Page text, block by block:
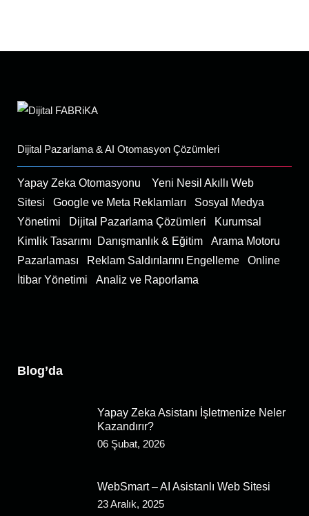
Dijital Pazarlama & AI Otomasyon Çözümleri
Yapay Zeka Otomasyonu
Yeni Nesil Akıllı Web
Sitesi
Google ve Meta Reklamları
Sosyal Medya
Yönetimi
Dijital Pazarlama Çözümleri
Kurumsal
Kimlik Tasarımı
Danışmanlık & Eğitim
Arama Motoru
Pazarlaması
Reklam Saldırılarını Engelleme
Online
İtibar Yönetimi
Analiz ve Raporlama
Blog’da
Yapay Zeka Asistanı İşletmenize Neler
Kazandırır?
06 Şubat, 2026
WebSmart – AI Asistanlı Web Sitesi
23 Aralık, 2025